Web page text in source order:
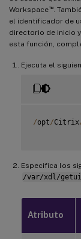
Workspace™.
el identificador de
directorio de inicio
esta función,
Ejecuta el
/opt/Citrix
Especifica los
/var/xdl/
Atributo